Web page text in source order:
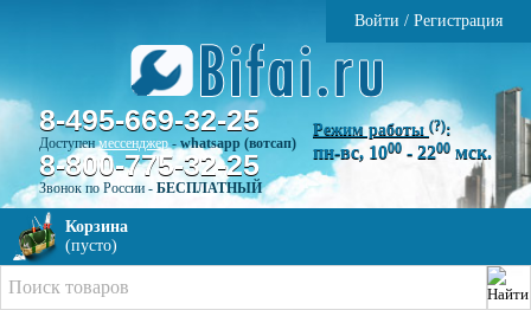
Войти / Регистрация
8-495-669-32-25
Доступенмессенджер-whatsapp (вотсап)
8-800-775-32-25
Звонок по России - БЕСПЛАТНЫЙ
Режим работы (?):
пн-вс, 1000 - 2200 мск.
Корзина
(пусто)